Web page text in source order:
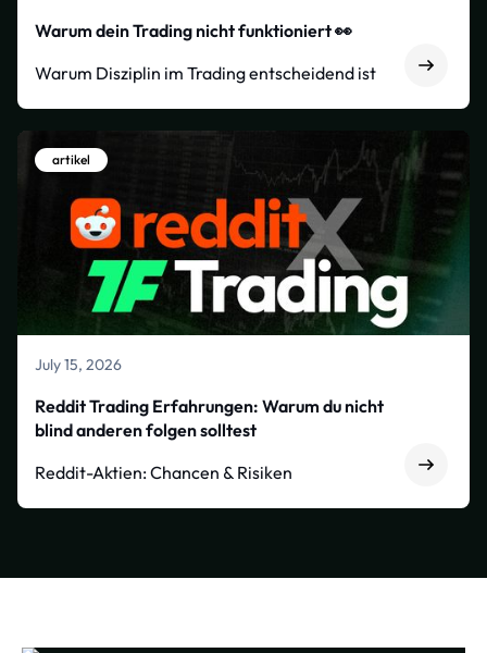
Warum dein Trading nicht funktioniert 👀
Warum Disziplin im Trading entscheidend ist
artikel
July 15, 2026
Reddit Trading Erfahrungen: Warum du nicht
blind anderen folgen solltest
Reddit-Aktien: Chancen & Risiken